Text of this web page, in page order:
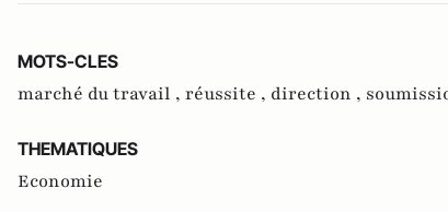
MOTS-CLES
marché du travail , réussite , direction ,
THEMATIQUES
Economie